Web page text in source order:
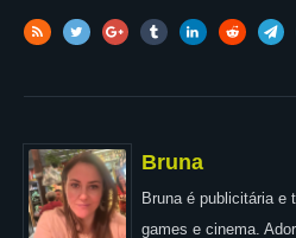
Bruna
Bruna é publicitária e
games e cinema.